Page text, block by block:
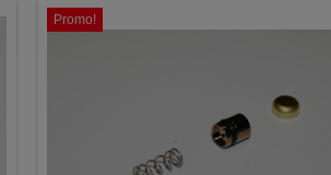
Promo!